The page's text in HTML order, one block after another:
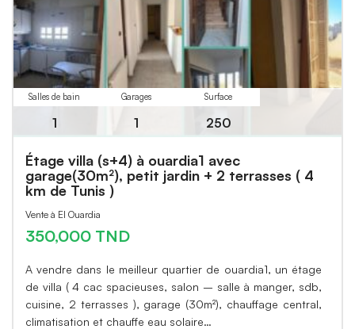
Salles de bain
1
Garages
1
Surface
250
Étage villa (s+4) à ouardia1 avec
garage(30m²), petit jardin + 2 terrasses ( 4
km de Tunis )
Vente à El Ouardia
350,000 TND
A vendre dans le meilleur quartier de ouardia1, un étage
de villa ( 4 cac spacieuses, salon – salle à manger, sdb,
cuisine, 2 terrasses ), garage (30m²), chauffage central,
climatisation et chauffe eau solaire…